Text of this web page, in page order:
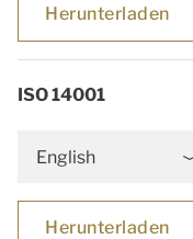
Herunterladen
ISO 14001
English
Herunterladen